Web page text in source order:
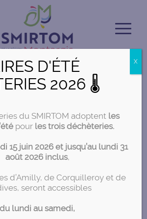
D'ÉTÉ
2026 🌡
du SMIRTOM adoptent les
pour les trois déchèteries.
15 juin 2026 et jusqu’au lundi 31
août 2026 inclus,
d’Amilly, de Corquilleroy et de
seront accessibles
du lundi au samedi,
X